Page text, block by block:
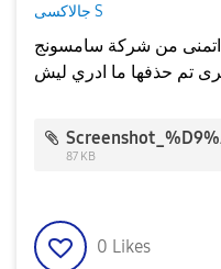
جالاكسى S
مش موجود عندي في الاس 10 اتمنى من شركة سامسونج
87 KB
0 Likes